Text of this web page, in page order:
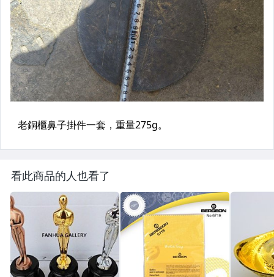
看此商品的人也看了